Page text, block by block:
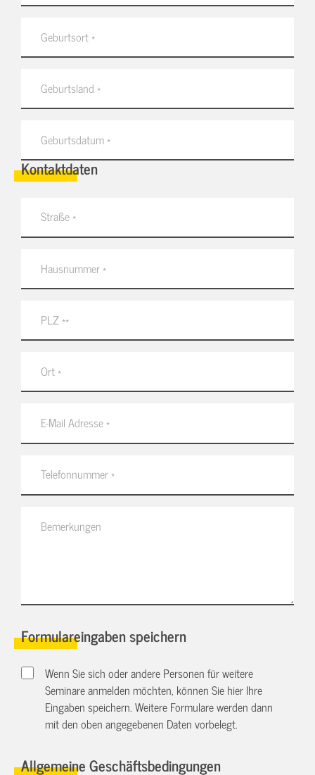
Kontaktdaten
Formulareingaben speichern
Wenn Sie sich oder andere Personen für weitere
Seminare anmelden möchten, können Sie hier Ihre
Eingaben speichern. Weitere Formulare werden dann
mit den oben angegebenen Daten vorbelegt.
Allgemeine Geschäftsbedingungen